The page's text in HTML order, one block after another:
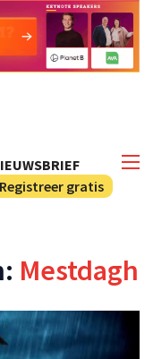
Registreer gratis
Mestdagh